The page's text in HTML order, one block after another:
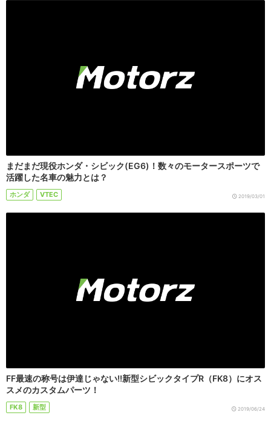
まだまだ現役ホンダ・シビック(EG6)！数々のモータースポーツで
活躍した名車の魅力とは？
ホンダ VTEC 2019/03/01
FF最速の称号は伊達じゃない!!新型シビックタイプR（FK8）にオス
スメのカスタムパーツ！
FK8 新型 2019/06/24